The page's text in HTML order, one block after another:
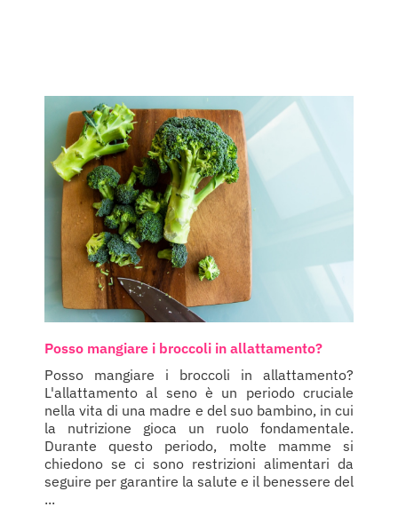
Posso mangiare i broccoli in allattamento?
Posso mangiare i broccoli in allattamento?
L'allattamento al seno è un periodo cruciale
nella vita di una madre e del suo bambino, in cui
la nutrizione gioca un ruolo fondamentale.
Durante questo periodo, molte mamme si
chiedono se ci sono restrizioni alimentari da
seguire per garantire la salute e il benessere del
...